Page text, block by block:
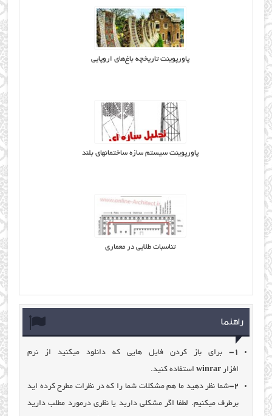
پاورپوینت تاريخچه باغ‌هاي اروپايي
پاورپوینت سيستم سازه ساختمانهای بلند
تناسبات طلایی در معماری
راهنما
1-
برای باز کردن فایل هایی که دانلود میکنید از نرم
افزارwinrar استفاده کنید.
2- شما نظر دهید ما هم مشکلات شما را که در نظرات مطرح کرده اید
برطرف میکنیم. لطفا اگر مشکلی دارید یا نظری درمورد مطلب دارید